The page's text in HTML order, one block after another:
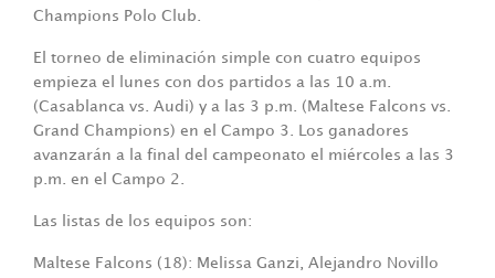
Champions Polo Club.
El torneo de eliminación simple con cuatro equipos
empieza el lunes con dos partidos a las 10 a.m.
(Casablanca vs. Audi) y a las 3 p.m. (Maltese Falcons vs.
Grand Champions) en el Campo 3. Los ganadores
avanzarán a la final del campeonato el miércoles a las 3
p.m. en el Campo 2.
Las listas de los equipos son:
Maltese Falcons (18): Melissa Ganzi, Alejandro Novillo